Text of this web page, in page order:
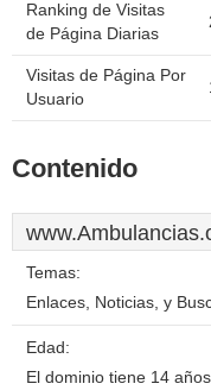
Ranking de Visitas
de Página Diarias
Visitas de Página Por
Usuario
Contenido
Temas:
Enlaces, Noticias, y
Edad:
El dominio tiene 14